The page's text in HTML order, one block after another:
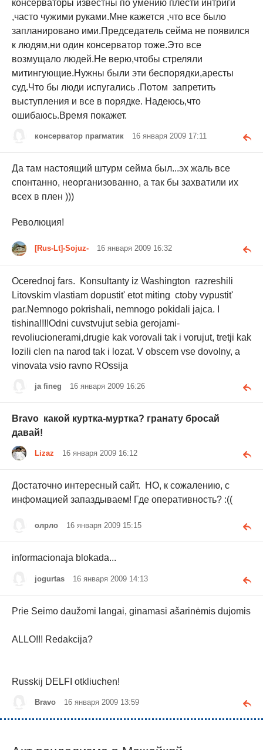
консерваторы известны по умению плести интриги
,часто чужими руками.Мне кажется ,что все было
запланировано ими.Председатель сейма не появился
к людям,ни один консерватор тоже.Это все
возмущало людей.Не верю,чтобы стреляли
митингующие.Нужны были эти беспорядки,аресты
суд.Что бы люди испугались .Потом запретить
выступления и все в порядке. Надеюсь,что
ошибаюсь.Время покажет.
консерватор прагматик 16 января 2009 17:11
Да там настоящий штурм сейма был...эх жаль все
спонтанно, неорганизованно, а так бы захватили их
всех в плен )))
Революция!
[Rus-Lt]-Sojuz- 16 января 2009 16:32
Ocerednoj fars. Konsultanty iz Washington razreshili
Litovskim vlastiam dopustit' etot miting ctoby vypustit'
par.Nemnogo pokrishali, nemnogo pokidali jajca. I
tishina!!!!Odni cuvstvujut sebia gerojami-
revoliucionerami,drugie kak vorovali tak i vorujut, tretji kak
lozili clen na narod tak i lozat. V obscem vse dovolny, a
vinovata vsio ravno ROssija
ja fineg 16 января 2009 16:26
Bravo какой куртка-муртка? гранату бросай
давай!
Lizaz 16 января 2009 16:12
Достаточно интересный сайт. НО, к сожалению, с
инфомацией запаздываем! Где оперативность? :((
олрло 16 января 2009 15:15
informacionaja blokada...
jogurtas 16 января 2009 14:13
Prie Seimo daužomi langai, ginamasi ašarinėmis dujomis
ALLO!!! Redakcija?
Russkij DELFI otkliuchen!
Bravo 16 января 2009 13:59